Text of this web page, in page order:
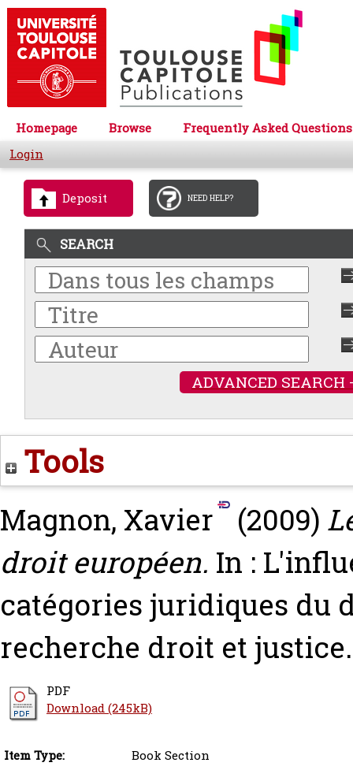
Homepage Browse
Frequently Asked Questions
Login
Deposit NEED HELP?
SEARCH
ADVANCED SEARCH
Tools
Magnon, Xavier (2009)
droit européen. In :
catégories juridiques du
recherche droit et
PDF
Download (245kB)
Item Type:
Book Section